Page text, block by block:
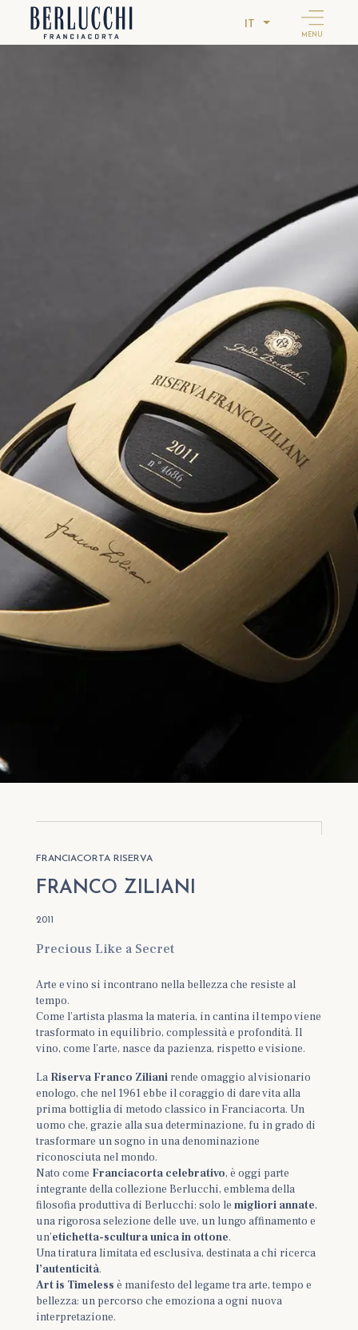
IT
MENU
FRANCIACORTA RISERVA
FRANCO ZILIANI
2011
Precious Like a Secret
Arte e vino si incontrano nella bellezza che resiste al
tempo.
Come l’artista plasma la materia, in cantina il tempo viene
trasformato in equilibrio, complessità e profondità. Il
vino, come l’arte, nasce da pazienza, rispetto e visione.
La Riserva Franco Ziliani rende omaggio al visionario
enologo, che nel 1961 ebbe il coraggio di dare vita alla
prima bottiglia di metodo classico in Franciacorta. Un
uomo che, grazie alla sua determinazione, fu in grado di
trasformare un sogno in una denominazione
riconosciuta nel mondo.
Nato come Franciacorta celebrativo, è oggi parte
integrante della collezione Berlucchi, emblema della
filosofia produttiva di Berlucchi: solo lemigliori annate,
una rigorosa selezione delle uve, un lungo affinamento e
un’etichetta-scultura unica in ottone.
Una tiratura limitata ed esclusiva, destinata a chi ricerca
l’autenticità.
Art is Timeless è manifesto del legame tra arte, tempo e
bellezza: un percorso che emoziona a ogni nuova
interpretazione.
FRANCIACORTA RISERVA
FRANCO ZILIANI
Annate precedenti
Riserva Franco Ziliani Franciacorta 2008
Riserva Franco Ziliani Franciacorta 2007